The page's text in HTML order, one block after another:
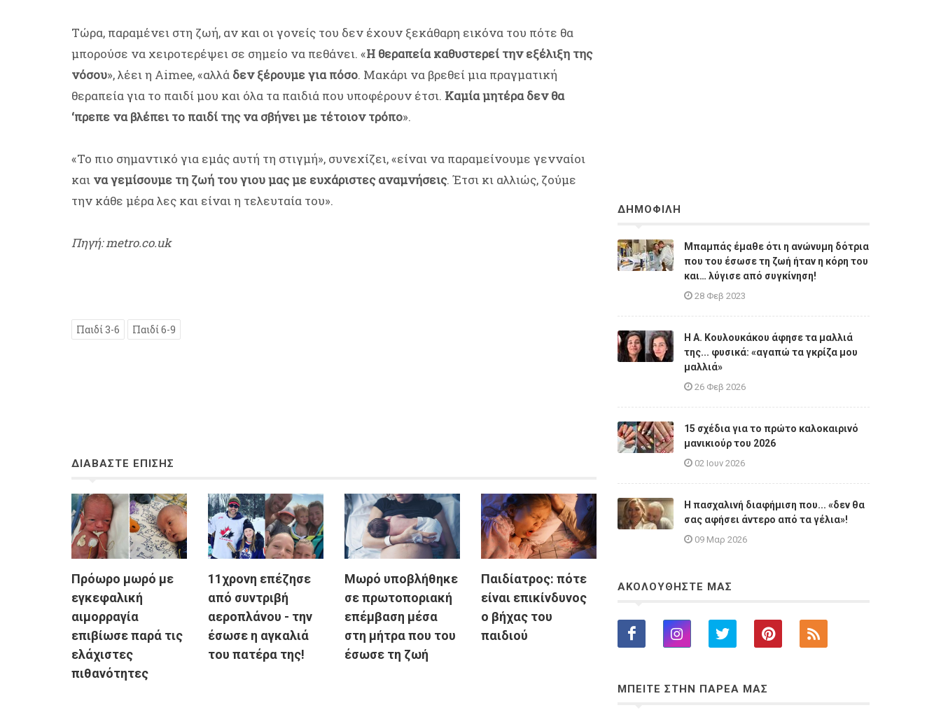
Τώρα, παραμένει στη ζωή, αν και οι γονείς του δεν έχουν ξεκάθαρη εικόνα του πότε θα
μπορούσε να χειροτερέψει σε σημείο να πεθάνει. «Η θεραπεία καθυστερεί την εξέλιξη της
νόσου», λέει η Aimee, «αλλά δεν ξέρουμε για πόσο. Μακάρι να βρεθεί μια πραγματική
θεραπεία για το παιδί μου και όλα τα παιδιά που υποφέρουν έτσι. Καμία μητέρα δεν θα
‘πρεπε να βλέπει το παιδί της να σβήνει με τέτοιον τρόπο».
«Το πιο σημαντικό για εμάς αυτή τη στιγμή», συνεχίζει, «είναι να παραμείνουμε γενναίοι
και να γεμίσουμε τη ζωή του γιου μας με ευχάριστες αναμνήσεις. Έτσι κι αλλιώς, ζούμε
την κάθε μέρα λες και είναι η τελευταία του».
Πηγή: metro.co.uk
Παιδί 3-6 Παιδί 6-9
ΔΙΑΒΑΣΤΕ ΕΠΙΣΗΣ
Πρόωρο μωρό με
εγκεφαλική
αιμορραγία
επιβίωσε παρά τις
ελάχιστες
πιθανότητες
11χρονη επέζησε
από συντριβή
αεροπλάνου - την
έσωσε η αγκαλιά
του πατέρα της!
Μωρό υποβλήθηκε
σε πρωτοποριακή
επέμβαση μέσα
στη μήτρα που του
έσωσε τη ζωή
Παιδίατρος: πότε
είναι επικίνδυνος
ο βήχας του
παιδιού
ΔΗΜΟΦΙΛΗ
Μπαμπάς έμαθε ότι η ανώνυμη δότρια
που του έσωσε τη ζωή ήταν η κόρη του
και… λύγισε από συγκίνηση!
28 Φεβ 2023
Η A. Κουλουκάκου άφησε τα μαλλιά
της... φυσικά: «αγαπώ τα γκρίζα μου
μαλλιά»
26 Φεβ 2026
15 σχέδια για το πρώτο καλοκαιρινό
μανικιούρ του 2026
02 Ιουν 2026
Η πασχαλινή διαφήμιση που... «δεν θα
σας αφήσει άντερο από τα γέλια»!
09 Μαρ 2026
ΑΚΟΛΟΥΘΗΣΤΕ ΜΑΣ
ΜΠΕΙΤΕ ΣΤΗΝ ΠΑΡΕΑ ΜΑΣ